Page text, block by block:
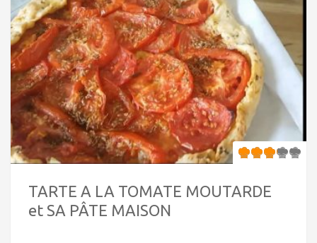
TARTE A LA TOMATE MOUTARDE
et SA PÂTE MAISON